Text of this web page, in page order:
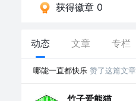
获得徽章 0
动态 文章 专栏
哪能一直都快乐 赞了这篇文章